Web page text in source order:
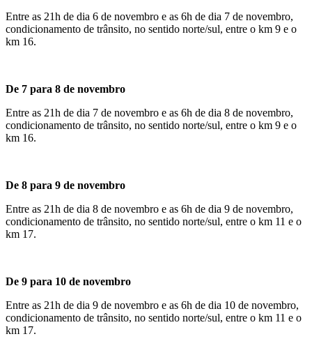
Entre as 21h de dia 6 de novembro e as 6h de dia 7 de novembro,
condicionamento de trânsito, no sentido norte/sul, entre o km 9 e o
km 16.
De 7 para 8 de novembro
Entre as 21h de dia 7 de novembro e as 6h de dia 8 de novembro,
condicionamento de trânsito, no sentido norte/sul, entre o km 9 e o
km 16.
De 8 para 9 de novembro
Entre as 21h de dia 8 de novembro e as 6h de dia 9 de novembro,
condicionamento de trânsito, no sentido norte/sul, entre o km 11 e o
km 17.
De 9 para 10 de novembro
Entre as 21h de dia 9 de novembro e as 6h de dia 10 de novembro,
condicionamento de trânsito, no sentido norte/sul, entre o km 11 e o
km 17.